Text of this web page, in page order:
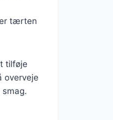
tærten
tilføje
overveje